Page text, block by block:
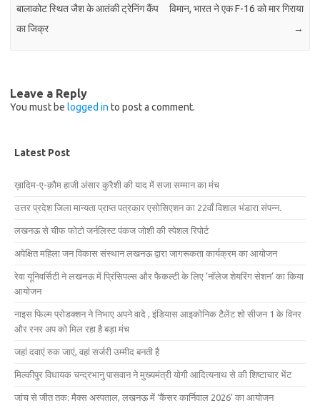
बालाकोट स्थित जैश के आतंकी ट्रेनिंग कैंप
का जिक्र
विमान, भारत ने एक F-16 को मार गिराया
→
Leave a Reply
You must be logged in to post a comment.
Latest Post
ख़ादिम-ए-क़ौम हाजी अंसार कुरैशी की याद में सजा सम्मान का मंच
उत्तर प्रदेश जिला मान्यता प्राप्त पत्रकार एसोसिएशन का 22वाँ विशाल भंडारा संपन्न.
लखनऊ से चीफ फोटो जर्नलिस्ट पंकज जोशी की स्पेशल रिपोर्ट
अपेक्षित महिला जन विकास संस्थान लखनऊ द्वारा जागरूकता कार्यक्रम का आयोजन
रेवा यूनिवर्सिटी ने लखनऊ में प्रिंसिपल्स और फैकल्टी के लिए ‘नॉलेज शेयरिंग सेशन’ का किया
आयोजन
नाइस फिल्म प्रोडक्शन ने निभाए अपने वादे , इंडियास आइकोनिक टैलेंट शो सीजन 1 के विनर
और रनर अप को मिल रहा है बड़ा मंच
जहां दवाएं रुक जाएं, वहां सर्जरी उम्मीद बनती है
मिल्कीपुर विधायक चन्द्रभानु पासवान ने मुख्यमंत्री योगी आदित्यनाथ से की शिष्टाचार भेंट
जांच से जीत तक: मैक्स अस्पताल, लखनऊ में ‘कैंसर कार्निवाल 2026’ का आयोजन